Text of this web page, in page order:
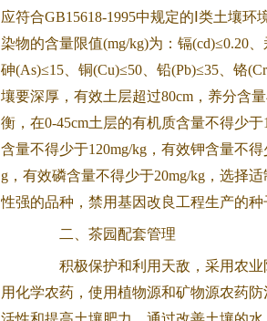
应符合GB15618-1995中规定的Ⅰ类土壤环
染物的含量限值(mg/kg)为：镉(cd)≤0.20、
砷(As)≤15、铜(Cu)≤50、铅(Pb)≤35、铬
壤要深厚，有效土层超过80cm，养分含
衡，在0-45cm土层的有机质含量不得少于
含量不得少于120mg/kg，有效钾含量不得
g，有效磷含量不得少于20mg/kg，选择
性强的品种，禁用基因改良工程生产的种
二、茶园配套管理
积极保护和利用天敌，采用农业
用化学农药，使用植物源和矿物源农药